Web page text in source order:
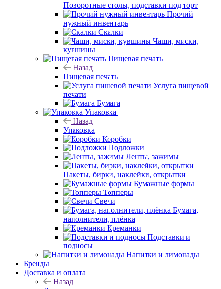
Поворотные столы, подставки под торт
Прочий
нужный инвентарь
Скалки
Чаши, миски,
кувшины
Пищевая печать
Назад
Пищевая печать
Услуга пищевой
печати
Бумага
Упаковка
Назад
Упаковка
Коробки
Подложки
Ленты, зажимы
Пакеты, бирки, наклейки, открытки
Бумажные формы
Топперы
Свечи
Бумага,
наполнители, плёнка
Креманки
Подставки и
подносы
Напитки и лимонады
Бренды
Доставка и оплата
Назад